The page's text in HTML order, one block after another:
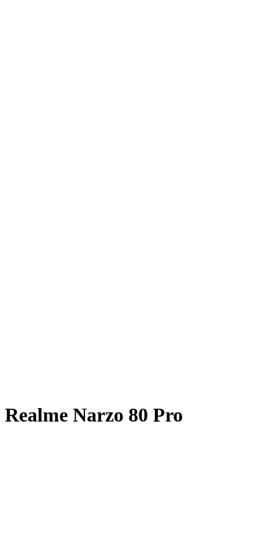
Realme Narzo 80 Pro